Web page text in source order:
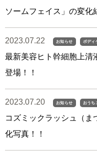
ソームフェイス」の変化
2023.07.22 お知らせ ボディ
最新美容ヒト幹細胞上清
登場！！
2023.07.20 お知らせ おうち
コズミックラッシュ（ま
化写真！！